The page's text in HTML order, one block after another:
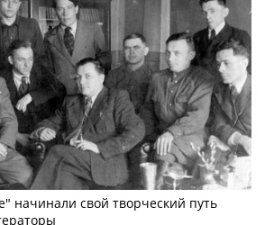
начинали свой творческий путь